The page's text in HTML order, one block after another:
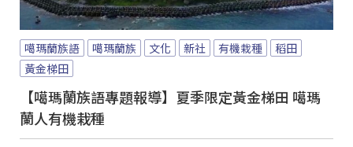
噶瑪蘭族語 噶瑪蘭族 文化 新社 有機栽種
稻田
黃金梯田
【噶瑪蘭族語專題報導】夏季限定黃金梯田 噶瑪
蘭人有機栽種